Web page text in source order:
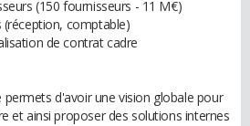
(150 fournisseurs - 11 M€)
comptable)
de contrat cadre
d'avoir une vision globale pour
et ainsi proposer des solutions internes